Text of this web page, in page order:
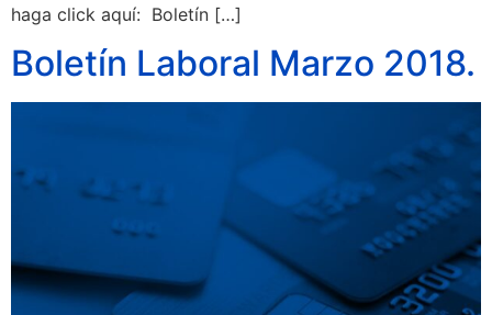
haga click aquí: Boletín […]
Boletín Laboral Marzo 2018.